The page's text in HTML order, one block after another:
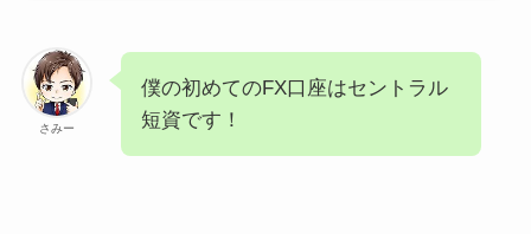
さみー
僕の初めてのFX口座はセントラル
短資です！